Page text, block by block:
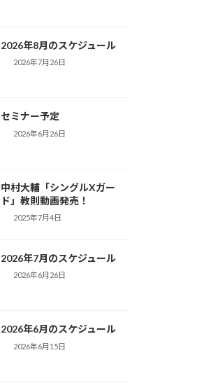
2026年8月のスケジュール
2026年7月26日
セミナー予定
2026年6月26日
中村大輔「シングルXガー
ド」教則動画発売！
2025年7月4日
2026年7月のスケジュール
2026年6月26日
2026年6月のスケジュール
2026年6月15日